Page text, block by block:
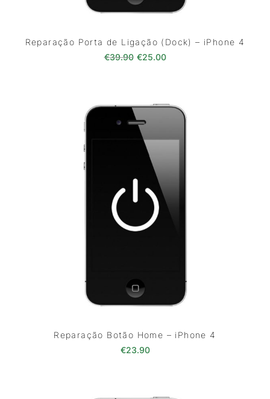
Reparação Porta de Ligação (Dock) – iPhone 4
€39.90 O preço original era: €39.90.
€25.00O preço atual é:
Reparação Botão Home – iPhone 4
€23.90